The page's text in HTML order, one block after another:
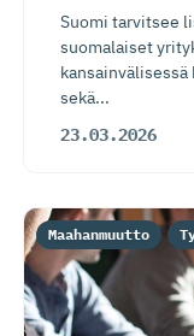
Suomi tarvitsee
suomalaiset
sekä...
23.03.2026
Maahanmuutto